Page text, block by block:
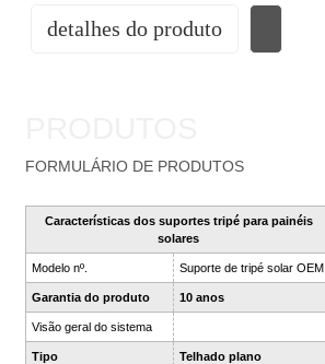
detalhes do produto
FORMULÁRIO DE PRODUTOS
Características dos suportes tripé para painéis
solares
Modelo nº. Suporte de tripé solar OEM
Garantia do produto 10 anos
Visão geral do sistema
Tipo Telhado plano